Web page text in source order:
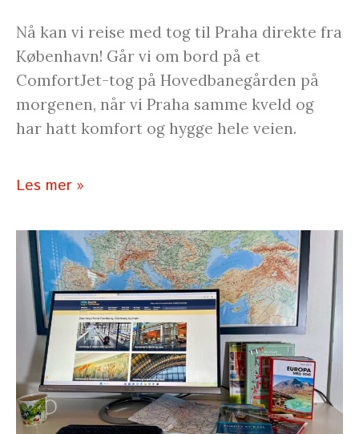
Nå kan vi reise med tog til Praha direkte fra
København! Går vi om bord på et
ComfortJet-tog på Hovedbanegården på
morgenen, når vi Praha samme kveld og
har hatt komfort og hygge hele veien.
Les mer »